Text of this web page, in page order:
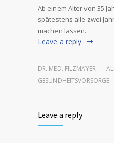
Ab einem Alter von 35
spätestens alle zwei
machen lassen.
Leave a reply
DR. MED. FILZMAYER
GESUNDHEITSVORSORGE
Leave a reply